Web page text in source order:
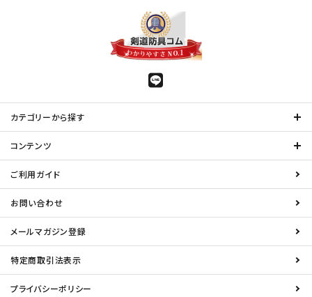
カテゴリーから探す
コンテンツ
ご利用ガイド
お問い合わせ
メールマガジン登録
特定商取引法表示
プライバシーポリシー